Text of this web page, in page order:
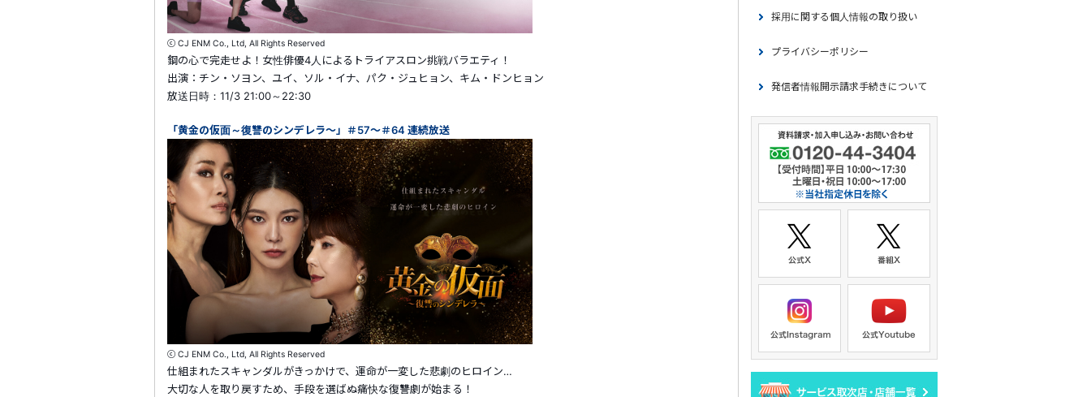
ⓒ CJ ENM Co., Ltd, All Rights Reserved
鋼の心で完走せよ！女性俳優4人によるトライアスロン挑戦バラエティ！
出演：チン・ソヨン、ユイ、ソル・イナ、パク・ジュヒョン、キム・ドンヒョン
放送日時：11/3 21:00～22:30
「黄金の仮面～復讐のシンデレラ～」＃57～＃64 連続放送
ⓒ CJ ENM Co., Ltd, All Rights Reserved
仕組まれたスキャンダルがきっかけで、運命が一変した悲劇のヒロイン…
大切な人を取り戻すため、手段を選ばぬ痛快な復讐劇が始まる！
採用に関する個人情報の取り扱い
プライバシーポリシー
発信者情報開示請求手続きについて